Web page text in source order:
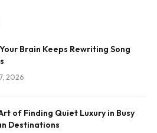
Brain Keeps Rewriting Song
2026
of Finding Quiet Luxury in Busy
Destinations